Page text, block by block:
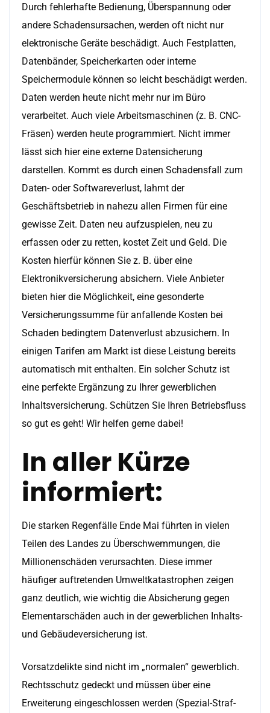
Durch fehlerhafte Bedienung, Überspannung oder
andere Schadensursachen, werden oft nicht nur
elektronische Geräte beschädigt. Auch Festplatten,
Datenbänder, Speicherkarten oder interne
Speichermodule können so leicht beschädigt werden.
Daten werden heute nicht mehr nur im Büro
verarbeitet. Auch viele Arbeitsmaschinen (z. B. CNC-
Fräsen) werden heute programmiert. Nicht immer
lässt sich hier eine externe Datensicherung
darstellen. Kommt es durch einen Schadensfall zum
Daten- oder Softwareverlust, lahmt der
Geschäftsbetrieb in nahezu allen Firmen für eine
gewisse Zeit. Daten neu aufzuspielen, neu zu
erfassen oder zu retten, kostet Zeit und Geld. Die
Kosten hierfür können Sie z. B. über eine
Elektronikversicherung absichern. Viele Anbieter
bieten hier die Möglichkeit, eine gesonderte
Versicherungssumme für anfallende Kosten bei
Schaden bedingtem Datenverlust abzusichern. In
einigen Tarifen am Markt ist diese Leistung bereits
automatisch mit enthalten. Ein solcher Schutz ist
eine perfekte Ergänzung zu Ihrer gewerblichen
Inhaltsversicherung. Schützen Sie Ihren Betriebsfluss
so gut es geht! Wir helfen gerne dabei!
In aller Kürze
informiert:
Die starken Regenfälle Ende Mai führten in vielen
Teilen des Landes zu Überschwemmungen, die
Millionenschäden verursachten. Diese immer
häufiger auftretenden Umweltkatastrophen zeigen
ganz deutlich, wie wichtig die Absicherung gegen
Elementarschäden auch in der gewerblichen Inhalts-
und Gebäudeversicherung ist.
Vorsatzdelikte sind nicht im „normalen“ gewerblich.
Rechtsschutz gedeckt und müssen über eine
Erweiterung eingeschlossen werden (Spezial-Straf-